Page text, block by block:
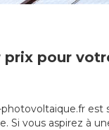
pour
Si vous aspirez à